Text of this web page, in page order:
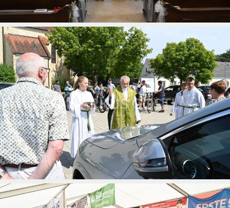
Wallfahrt des Pfarrverbandes Minoriten Weinviertel
01.08.2026
Fahrzeugsegnung in Wenzersdorf 26.07.2026